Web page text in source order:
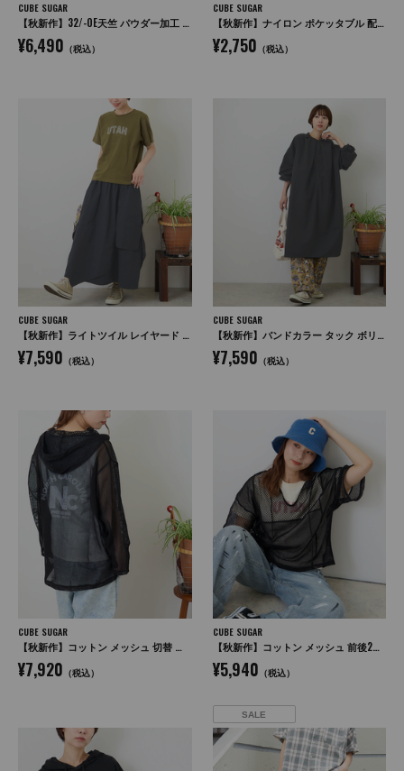
CUBE SUGAR
【秋新作】32/-OE天竺 パウダー加工 パッチロゴ 刺繍 Tシャツ
¥6,490 （税込）
CUBE SUGAR
【秋新作】ナイロン ポケッタブル 配色 マルシェ バッグ
¥2,750 （税込）
CUBE SUGAR
【秋新作】ライトツイル レイヤード 変形 スカート
¥7,590 （税込）
CUBE SUGAR
【秋新作】バンドカラー タック ボリューム シャツワンピース
¥7,590 （税込）
CUBE SUGAR
【秋新作】コットン メッシュ 切替 ビッグパーカー
¥7,920 （税込）
CUBE SUGAR
【秋新作】コットン メッシュ 前後2WAY 切替 プルオーバー
¥5,940 （税込）
SALE